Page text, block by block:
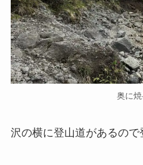
奥に
沢の横に登山道があるので